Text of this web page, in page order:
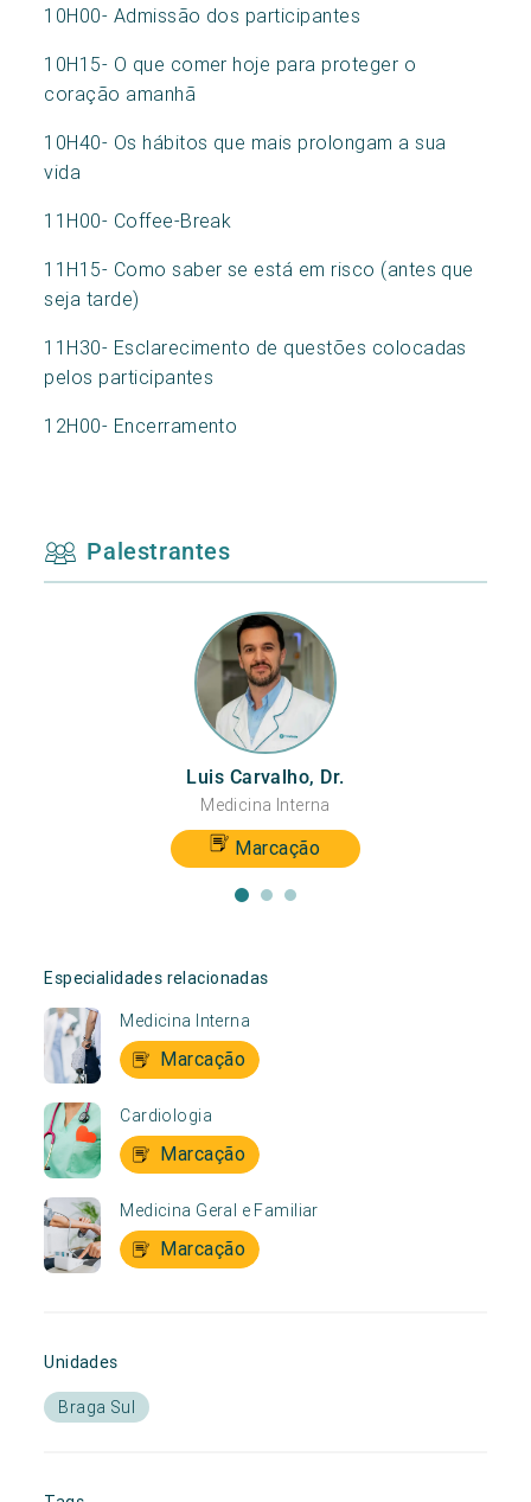
10H00- Admissão dos participantes
10H15- O que comer hoje para proteger o
coração amanhã
10H40- Os hábitos que mais prolongam a sua
vida
11H00- Coffee-Break
11H15- Como saber se está em risco (antes que
seja tarde)
11H30- Esclarecimento de questões colocadas
pelos participantes
12H00- Encerramento
Palestrantes
Luis Carvalho, Dr.
Medicina Interna
Marcação
Especialidades relacionadas
Medicina Interna
Marcação
Cardiologia
Marcação
Medicina Geral e Familiar
Marcação
Unidades
Braga Sul